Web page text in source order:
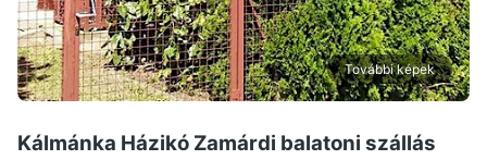
További képek
Kálmánka Házikó Zamárdi balatoni szállás